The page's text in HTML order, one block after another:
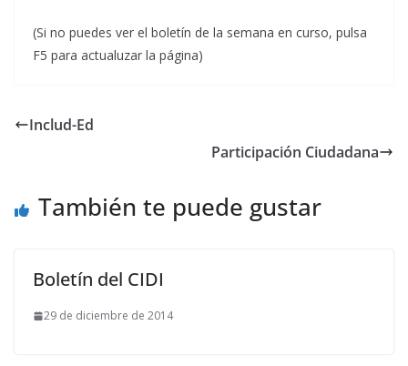
(Si no puedes ver el boletín de la semana en curso, pulsa
F5 para actualuzar la página)
Includ-Ed
Participación Ciudadana
También te puede gustar
Boletín del CIDI
29 de diciembre de 2014